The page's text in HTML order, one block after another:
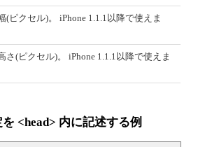
(ピクセル)。 iPhone 1.1.1以降で使えま
さ(ピクセル)。 iPhone 1.1.1以降で使えま
<head> 内に記述する例